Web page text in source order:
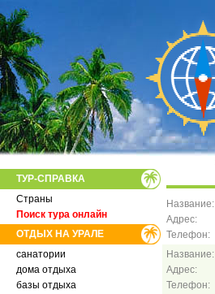
ТУР-СПРАВКА
Страны
Поиск тура онлайн
ОТДЫХ НА УРАЛЕ
санатории
дома отдыха
базы отдыха
Название:
Адрес:
Телефон:
Название:
Адрес:
Телефон: